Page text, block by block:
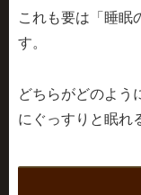
これも要は「睡眠
す。
どちらがどのよう
にぐっすりと眠れ